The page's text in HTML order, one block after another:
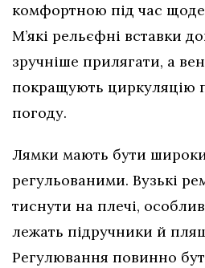
комфортною під час
М’які рельєфні вставки
зручніше прилягати, а
покращують циркуляцію
погоду.
Лямки мають бути
регульованими. Вузькі
тиснути на плечі,
лежать підручники й
Регулювання повинно